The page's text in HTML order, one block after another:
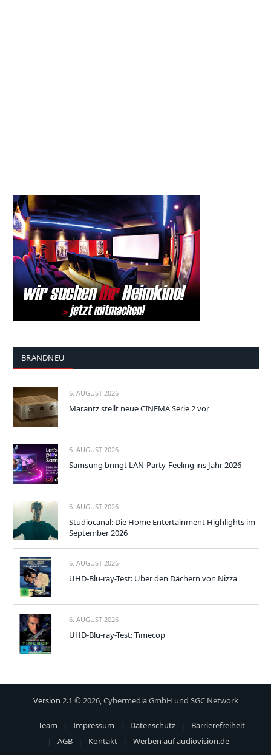
BRANDNEU
6. AUGUST 2026
Marantz stellt neue CINEMA Serie 2 vor
6. AUGUST 2026
Samsung bringt LAN-Party-Feeling ins Jahr 2026
6. AUGUST 2026
Studiocanal: Die Home Entertainment Highlights im
September 2026
6. AUGUST 2026
UHD-Blu-ray-Test: Über den Dächern von Nizza
6. AUGUST 2026
UHD-Blu-ray-Test: Timecop
Version 2.1 © 2026, Cybermedia GmbH und SGC Network
Team Impressum Datenschutz
Barrierefreiheit
AGB
Kontakt Werben auf audiovision.de